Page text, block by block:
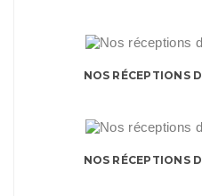
NOS RÉCEPTIONS
NOS RÉCEPTIONS